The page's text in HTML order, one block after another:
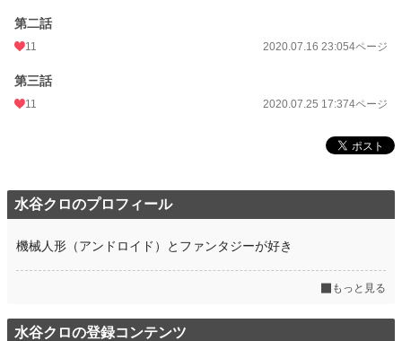
年間ポイント
累計ポイント
第二話
11 2020.07.16 23:054ページ
第三話
11 2020.07.25 17:374ページ
水谷クロのプロフィール
機械人形（アンドロイド）とファンタジーが好き
もっと見る
水谷クロの登録コンテンツ